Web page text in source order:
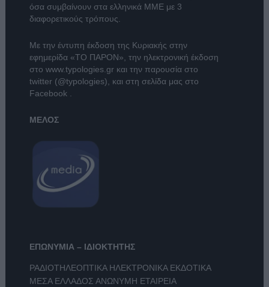
όσα συμβαίνουν στα ελληνικά ΜΜΕ με 3
διαφορετικούς τρόπους.
Με την έντυπη έκδοση της Κυριακής στην
εφημερίδα «ΤΟ ΠΑΡΟΝ» , την ηλεκτρονική έκδοση
στο www.typologies.grκαι την παρουσία στο
twitter (@typologies) , και στη σελίδα μας στο
Facebook
ΜΕΛΟΣ
ΕΠΩΝΥΜΙΑ – ΙΔΙΟΚΤΗΤΗΣ
ΡΑΔΙΟΤΗΛΕΟΠΤΙΚΑ ΗΛΕΚΤΡΟΝΙΚΑ ΕΚΔΟΤΙΚΑ
ΜΕΣΑ ΕΛΛΑΔΟΣ ΑΝΩΝΥΜΗ ΕΤΑΙΡΕΙΑ